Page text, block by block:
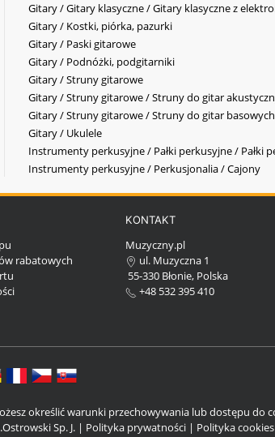
Gitary / Gitary klasyczne / Gitary klasyczne z
Gitary / Kostki, piórka, pazurki
Gitary / Paski gitarowe
Gitary / Podnóżki, podgitarniki
Gitary / Struny gitarowe
Gitary / Struny gitarowe / Struny do gitar
Gitary / Struny gitarowe / Struny do gitar basowych
Gitary / Ukulele
Instrumenty perkusyjne / Pałki perkusyjne / Pałki
Instrumenty perkusyjne / Perkusjonalia / Cajony
rabatowych
KONTAKT
Muzyczny.pl
ul. Muzyczna 1
55-330 Błonie, Polska
+48 532 395 410
określić warunki przechowywania lub dostępu do
Sp. J. | Polityka prywatności | Polityka cookies